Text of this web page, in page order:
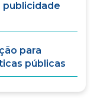
publicidade
para
públicas